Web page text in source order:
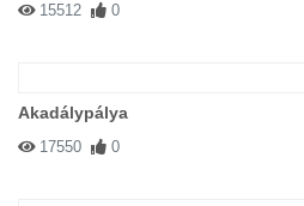
15512 0
Akadálypálya
17550 0